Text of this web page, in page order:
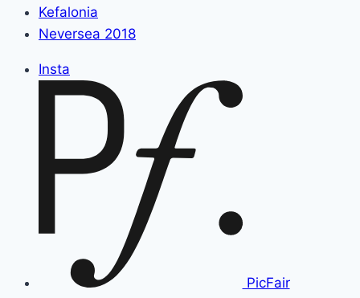
Kefalonia
Neversea 2018
Insta
PicFair